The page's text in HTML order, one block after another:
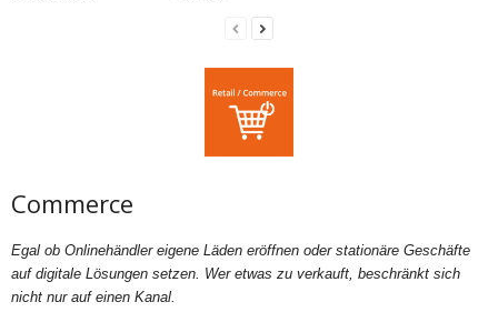
Commerce
Egal ob Onlinehändler eigene Läden eröffnen oder stationäre Geschäfte
auf digitale Lösungen setzen. Wer etwas zu verkauft, beschränkt sich
nicht nur auf einen Kanal.